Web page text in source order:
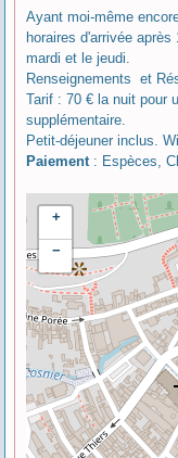
Ayant moi-même
horaires d'arrivée
mardi et le jeudi.
Renseignements et
Tarif : 70 € la nuit pour
supplémentaire.
Petit-déjeuner inclus.
Paiement : Espèces,
+
−